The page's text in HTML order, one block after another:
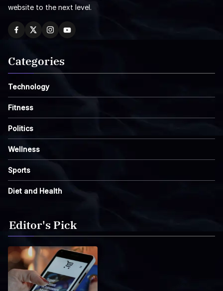
website to the next level.
Categories
Technology
Fitness
Politics
Wellness
Sports
Diet and Health
Editor's Pick